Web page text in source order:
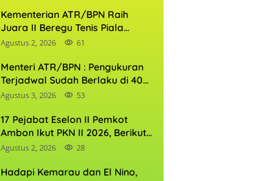
Kementerian ATR/BPN Raih
Juara II Beregu Tenis Piala
Gubernur DKI Jakarta 2026
Agustus 2, 2026 61
Menteri ATR/BPN : Pengukuran
Terjadwal Sudah Berlaku di 400
Kantor Pertanahan
Agustus 3, 2026 53
17 Pejabat Eselon II Pemkot
Ambon Ikut PKN II 2026, Berikut
Daftarnya
Agustus 2, 2026 28
Hadapi Kemarau dan El Nino,